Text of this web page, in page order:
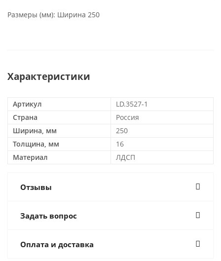
Размеры (мм): Ширина 250
Характеристики
Артикул
LD.3527-1
Страна
Россия
Ширина, мм
250
Толщина, мм
16
Материал
ЛДСП
Отзывы
Задать вопрос
Оплата и доставка